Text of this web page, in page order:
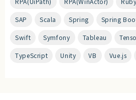
SAP Scala Spring Spring
Swift Symfony Tableau
TypeScript Unity VB Vue.js